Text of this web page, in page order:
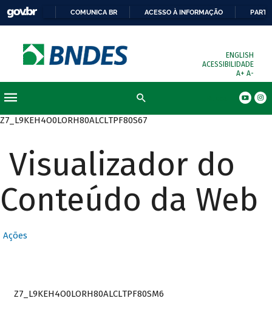
COMUNICA BR ACESSO À INFORMAÇÃO
ENGLISH
ACESSIBILIDADE
A+ A-
Z7_L9KEH4O0LORH80ALCLTPF80S67
Visualizador do
Conteúdo da Web
Ações
Z7_L9KEH4O0LORH80ALCLTPF80SM6